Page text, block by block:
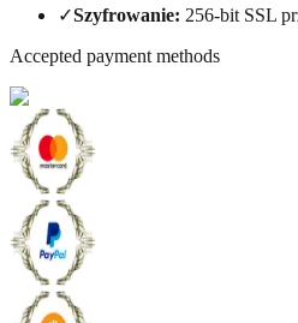
✓Szyfrowanie: 256-bit SSL
Accepted payment methods